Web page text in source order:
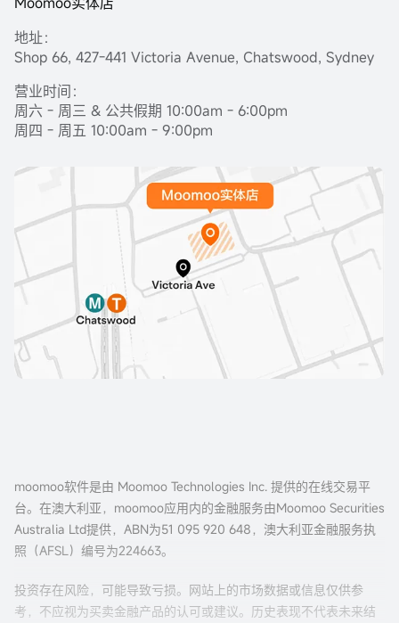
地址：
Shop 66, 427-441 Victoria Avenue, Chatswood, Sydney
营业时间：
周六 - 周三 & 公共假期 10:00am - 6:00pm
周四 - 周五 10:00am - 9:00pm
moomoo软件是由 Moomoo Technologies Inc. 提供的在线交易平
台。在澳大利亚，moomoo应用内的金融服务由Moomoo Securities
Australia Ltd提供，ABN为51 095 920 648，澳大利亚金融服务执
照（AFSL）编号为224663。
投资存在风险，可能导致亏损。网站上的市场数据或信息仅供参
考，不应视为买卖金融产品的认可或建议。历史表现不代表未来结